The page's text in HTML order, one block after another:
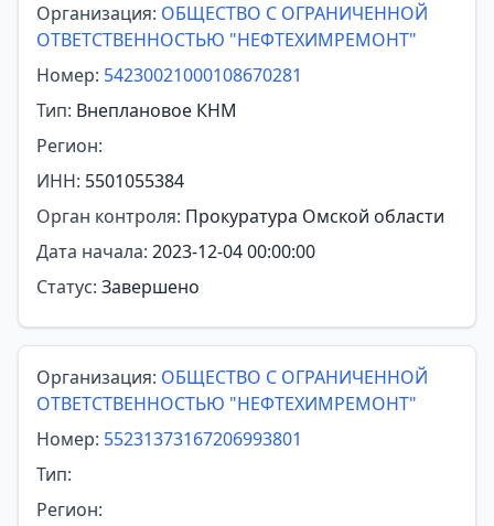
Организация: ОБЩЕСТВО С ОГРАНИЧЕННОЙ
ОТВЕТСТВЕННОСТЬЮ "НЕФТЕХИМРЕМОНТ"
Номер: 54230021000108670281
Тип: Внеплановое КНМ
Регион:
ИНН: 5501055384
Орган контроля: Прокуратура Омской области
Дата начала: 2023-12-04 00:00:00
Статус: Завершено
Организация: ОБЩЕСТВО С ОГРАНИЧЕННОЙ
ОТВЕТСТВЕННОСТЬЮ "НЕФТЕХИМРЕМОНТ"
Номер: 55231373167206993801
Тип:
Регион: